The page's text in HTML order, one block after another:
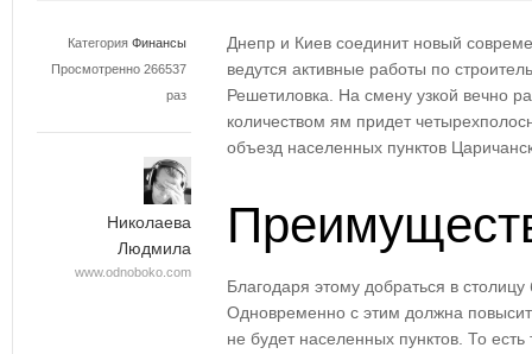
Категория Финансы
Просмотренно 266537
раз
Николаева
Людмила
www.odnoboko.com
Днепр и Киев соединит новый
ведутся активные работы по
Решетиловка. На смену узкой вечно
количеством ям придет
объезд населенных пунктов
Благодаря этому добраться в
Одновременно с этим должна
не будет населенных пунктов. То